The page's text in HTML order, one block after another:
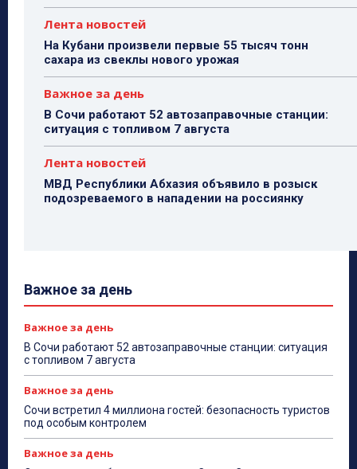
Лента новостей
На Кубани произвели первые 55 тысяч тонн
сахара из свеклы нового урожая
Важное за день
В Сочи работают 52 автозаправочные станции:
ситуация с топливом 7 августа
Лента новостей
МВД Республики Абхазия объявило в розыск
подозреваемого в нападении на россиянку
Важное за день
Важное за день
В Сочи работают 52 автозаправочные станции: ситуация
с топливом 7 августа
Важное за день
Сочи встретил 4 миллиона гостей: безопасность туристов
под особым контролем
Важное за день